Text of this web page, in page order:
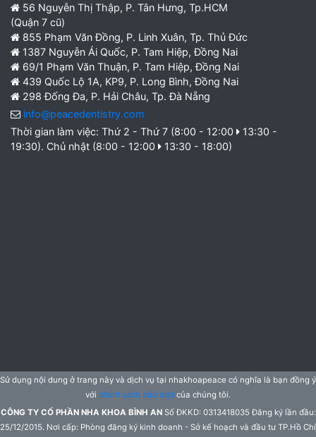
56 Nguyễn Thị Thập, P. Tân Hưng, Tp.HCM
(Quận 7 cũ)
855 Phạm Văn Đồng, P. Linh Xuân, Tp. Thủ Đức
1387 Nguyễn Ái Quốc, P. Tam Hiệp, Đồng Nai
69/1 Phạm Văn Thuận, P. Tam Hiệp, Đồng Nai
439 Quốc Lộ 1A, KP9, P. Long Bình, Đồng Nai
298 Đống Đa, P. Hải Châu, Tp. Đà Nẵng
info@peacedentistry.com
Thời gian làm việc: Thứ 2 - Thứ 7 (8:00 - 12:00
13:30 -
19:30). Chủ nhật (8:00 - 12:00
13:30 - 18:00)
Sử dụng nội dung ở trang này và dịch vụ tại nhakhoapeace có nghĩa là bạn đồng ý
với chính sách bảo mật của chúng tôi.
CÔNG TY CỔ PHẦN NHA KHOA BÌNH ANSố ĐKKD: 0313418035 Đăng ký lần đầu:
25/12/2015. Nơi cấp: Phòng đăng ký kinh doanh - Sở kế hoạch và đầu tư TP.Hồ Chí